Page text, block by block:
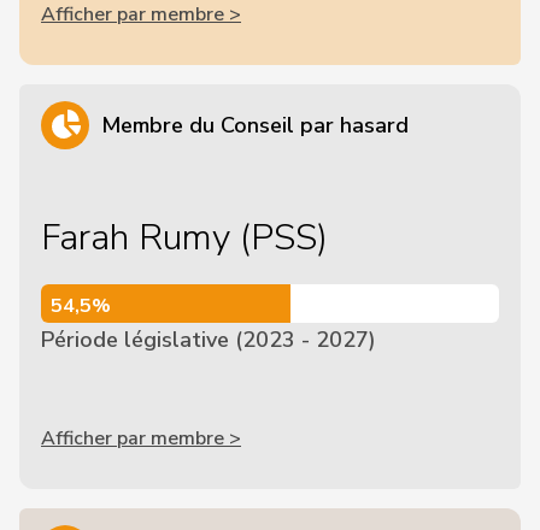
Afficher par membre >
Membre du Conseil par hasard
Farah Rumy (PSS)
54,5%
54,5%
Période législative (2023 - 2027)
Afficher par membre >